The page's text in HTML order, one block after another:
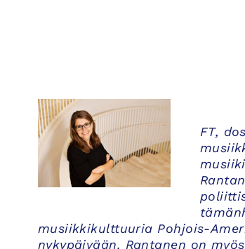
FT,
musiikkikulttuuria Pohjois-
nykypäivään. Rantanen on